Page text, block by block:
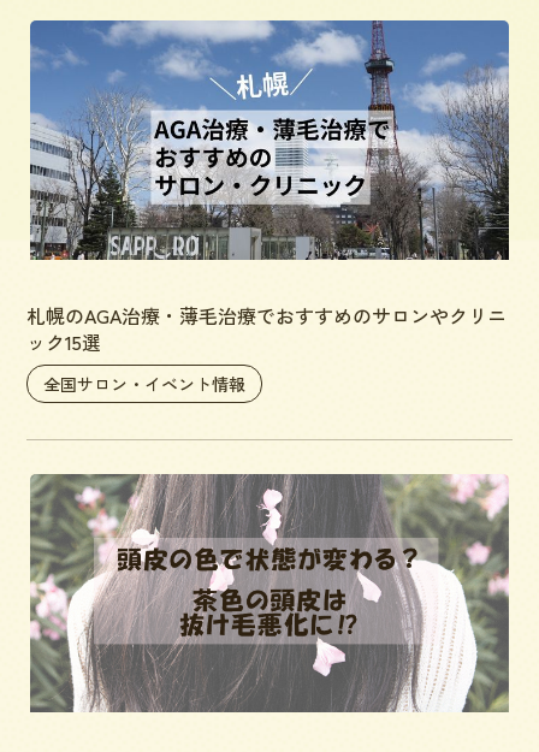
札幌のAGA治療・薄毛治療でおすすめのサロンやクリニ
ック15選
全国サロン・イベント情報